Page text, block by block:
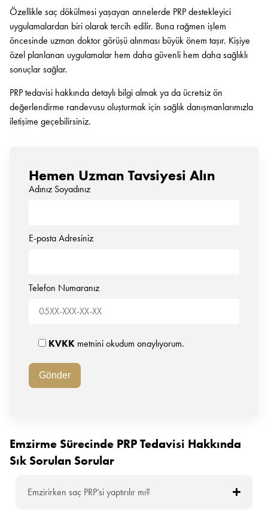
Özellikle saç dökülmesi yaşayan annelerde PRP destekleyici
uygulamalardan biri olarak tercih edilir. Buna rağmen işlem
öncesinde uzman doktor görüşü alınması büyük önem taşır. Kişiye
özel planlanan uygulamalar hem daha güvenli hem daha sağlıklı
sonuçlar sağlar.
PRP tedavisi hakkında detaylı bilgi almak ya da ücretsiz ön
değerlendirme randevusu oluşturmak için sağlık danışmanlarımızla
iletişime geçebilirsiniz.
Hemen Uzman Tavsiyesi Alın
Adınız Soyadınız
E-posta Adresiniz
Telefon Numaranız
KVKK metnini okudum onaylıyorum.
Emzirme Sürecinde PRP Tedavisi Hakkında
Sık Sorulan Sorular
Emzirirken saç PRP’si yaptırılır mı?